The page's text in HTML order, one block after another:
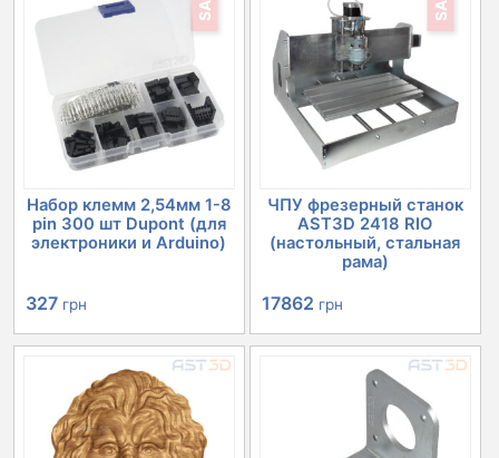
Набор клемм 2,54мм 1-8
pin 300 шт Dupont (для
электроники и Arduino)
Первоначальная
цена
составляла
366 грн.
327 грн
цена:
327 грн.
ЧПУ фрезерный станок
AST3D 2418 RIO
(настольный, стальная
рама)
Первоначальная
цена
17862 грн
цена:
17862 грн.